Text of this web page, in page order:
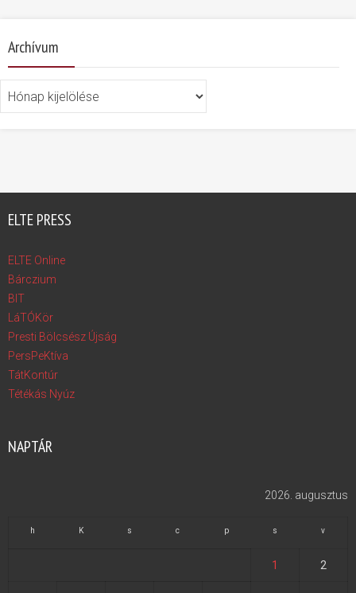
Archívum
ELTE PRESS
ELTE Online
Bárczium
BIT
LáTÓKör
Presti Bölcsész Újság
PersPeKtíva
TátKontúr
Tétékás Nyúz
NAPTÁR
2026. augusztus
h K s c p s v
1 2